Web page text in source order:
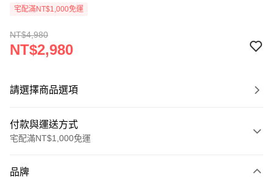
宅配滿NT$1,000免運
NT$4,980
NT$2,980
請選擇商品選項
付款與運送方式
宅配滿NT$1,000免運
信用卡一次付款
品牌